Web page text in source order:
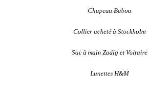
Chapeau Babou
Collier acheté à Stockholm
Sac à main Zadig et Voltaire
Lunettes H&M